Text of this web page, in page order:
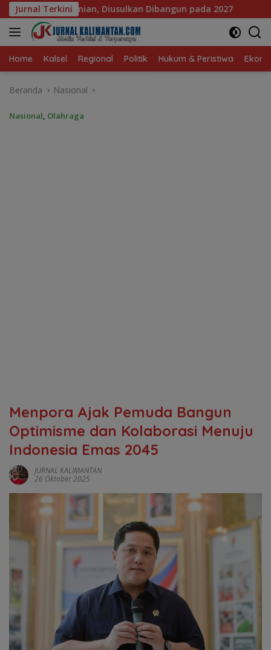
Langsung
ke
konten
Jurnal Terkini
Dibangun pada 2027 DPRD Banjarmasin Dorong
Home Kalsel Regional Politik Hukum & Peristiwa
Beranda Nasional
Nasional, Olahraga
‎Menpora Ajak Pemuda Bangun
Optimisme dan Kolaborasi Menuju
Indonesia Emas 2045
JURNAL KALIMANTAN
26 Oktober 2025